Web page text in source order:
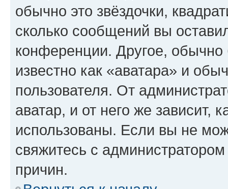
обычно это звёздочки,
сколько сообщений вы
конференции. Другое,
известно как «аватара» и
пользователя. От
аватар, и от него же зависит,
использованы. Если вы не
свяжитесь с
причин.